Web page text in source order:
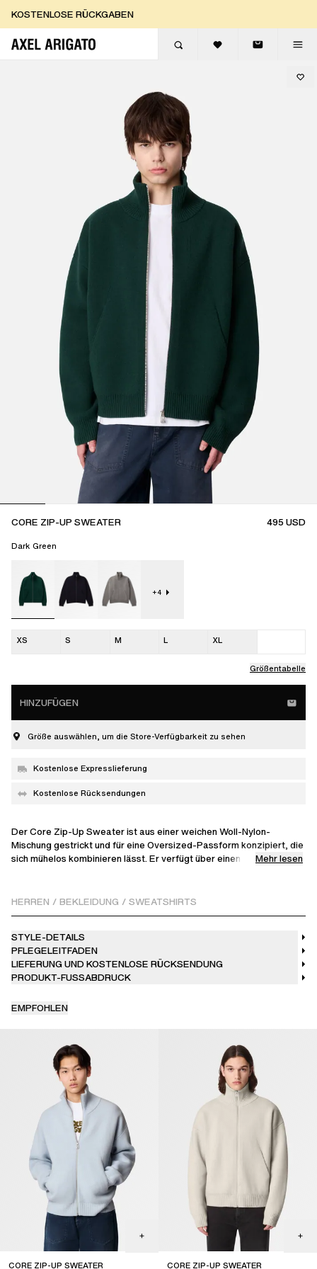
Zum Inhalt springen
KOSTENLOSE RÜCKGABEN
KOSTENLOSE EXPRESSLIEFERUNG
CORE ZIP-UP SWEATER 495USD
Dark Green
+4
XS S M L XL
Größentabelle
HINZUFÜGEN
Größe auswählen, um die Store-Verfügbarkeit zu sehen
Kostenlose Expresslieferung
Kostenlose Rücksendungen
Der Core Zip-Up Sweater ist aus einer weichen Woll-Nylon-
Mischung gestrickt und für eine Oversized-Passform konzipiert, die
sich mühelos kombinieren lässt. Er verfügt über einen
für entspannte Wochenendaktivitäten macht.
Mehr lesen
HERREN / BEKLEIDUNG / SWEATSHIRTS
STYLE-DETAILS
PFLEGELEITFADEN
LIEFERUNG UND KOSTENLOSE RÜCKSENDUNG
PRODUKT-FUSSABDRUCK
EMPFOHLEN
CORE ZIP-UP SWEATER CORE ZIP-UP SWEATER